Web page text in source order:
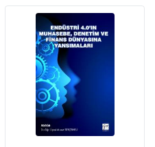
Yayınları (2)